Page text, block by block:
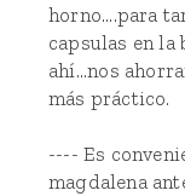
horno....para
capsulas en la
ahí...nos
más práctico.
---- Es
magdalena